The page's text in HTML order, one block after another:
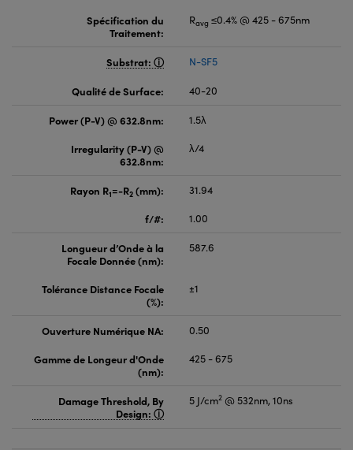
Spécification du
Traitement:
Ravg ≤0.4% @ 425 - 675nm
Substrat: N-SF5
Qualité de Surface: 40-20
Power (P-V) @ 632.8nm:
1.5λ
Irregularity (P-V) @
632.8nm:
λ/4
Rayon R1=-R2 (mm):
31.94
f/#:
1.00
Longueur d’Onde à la
Focale Donnée (nm):
587.6
Tolérance Distance Focale
(%):
±1
Ouverture Numérique NA:
0.50
Gamme de Longeur d'Onde
(nm):
425 - 675
Damage Threshold, By
Design:
5 J/cm2 @ 532nm, 10ns